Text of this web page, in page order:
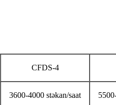
CFDS-4
3600-4000 stəkan/saat